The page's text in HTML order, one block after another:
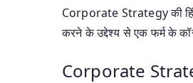
Corporate Strategy की हिंदी
करने के उद्देश्य से एक फर्म के
Corporate